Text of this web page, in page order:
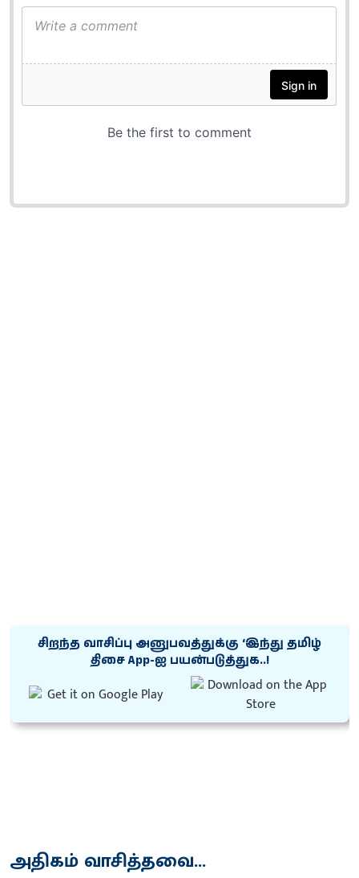
சிறந்த வாசிப்பு அனுபவத்துக்கு ‘இந்து தமிழ்
திசை App-ஐ பயன்படுத்துக..!
அதிகம் வாசித்தவை...